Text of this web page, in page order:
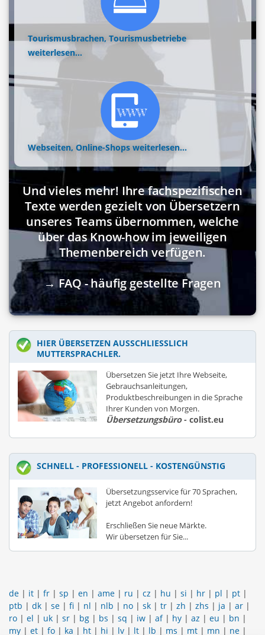
Tourismusbrachen, Tourismusbetriebe
weiterlesen...
Webseiten, Online-Shops weiterlesen...
Und vieles mehr! Ihre fachspezifischen
Texte werden gezielt von Übersetzern
unseres Teams übernommen, welche
über das Know-how im jeweiligen
Themenbereich verfügen.
→ FAQ - häufig gestellte Fragen
HIER ÜBERSETZEN AUSSCHLIESSLICH M
UTTERSPRACHLER.
Übersetzen Sie jetzt Ihre Webseite,
Gebrauchsanleitungen,
Produktbeschreibungen in die Sprache
Ihrer Kunden von Morgen.
Übersetzungsbüro- colist.eu
SCHNELL - PROFESSIONELL - KOSTENGÜNSTIG
Übersetzungsservice für 70 Sprachen,
jetzt Angebot anfordern!
Erschließen Sie neue Märkte.
Wir übersetzen für Sie...
de | it | fr | sp | en | ame | ru | cz | hu | si | hr | pl | pt |
ptb | dk | se | fi | nl | nlb | no | sk | tr | zh | zhs | ja | ar |
ro | el | uk | sr | bg | bs | sq | iw | af| hy | az | eu | bn |
my | et | fo | ka | ht | hi | lv | lt | lb | ms | mt | mn | ne |